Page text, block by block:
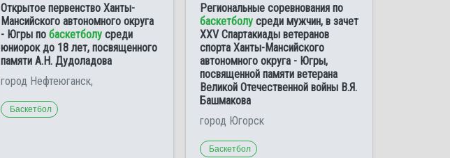
Открытое первенство Ханты-
Мансийского автономного округа
- Югры по баскетболу среди
юниорок до 18 лет, посвященного
памяти А.Н. Дудоладова
город Нефтеюганск,
Баскетбол
Региональные соревнования по
баскетболу среди мужчин, в зачет
XXV Спартакиады ветеранов
спорта Ханты-Мансийского
автономного округа - Югры,
посвященной памяти ветерана
Великой Отечественной войны В.Я.
Башмакова
город Югорск
Баскетбол